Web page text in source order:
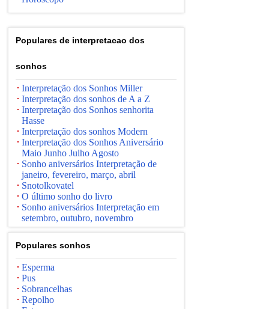
Populares de interpretacao dos
sonhos
Interpretação dos Sonhos Miller
Interpretação dos sonhos de A a Z
Interpretação dos Sonhos senhorita
Hasse
Interpretação dos sonhos Modern
Interpretação dos Sonhos Aniversário
Maio Junho Julho Agosto
Sonho aniversários Interpretação de
janeiro, fevereiro, março, abril
Snotolkovatel
O último sonho do livro
Sonho aniversários Interpretação em
setembro, outubro, novembro
Populares sonhos
Esperma
Pus
Sobrancelhas
Repolho